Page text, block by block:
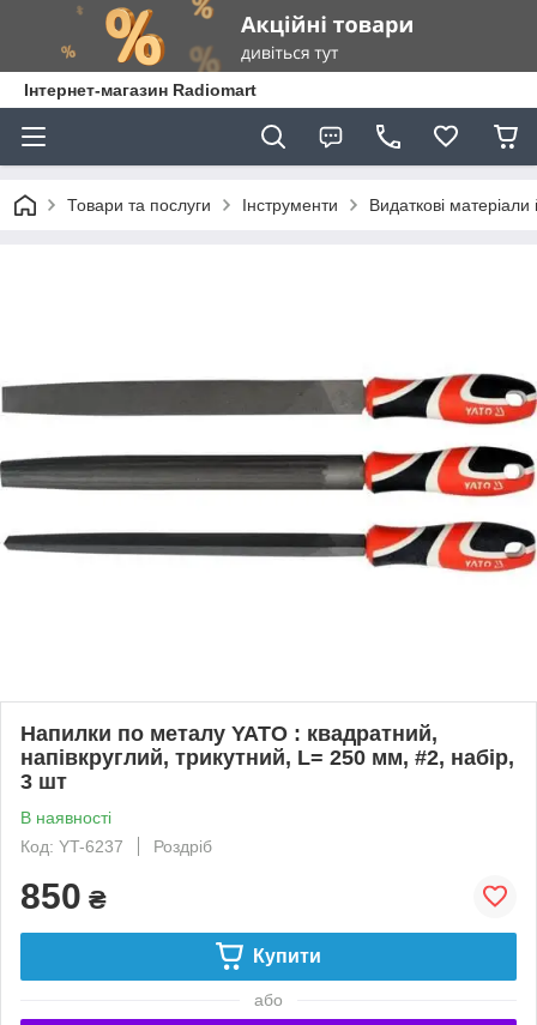
Інтернет-магазин Radiomart
Товари та послуги Інструменти Видаткові
Напилки по металу YATO : квадратний,
напівкруглий, трикутний, L= 250 мм, #2, набір,
3 шт
В наявності
Код: YT-6237
Роздріб
850 ₴
Купити
або